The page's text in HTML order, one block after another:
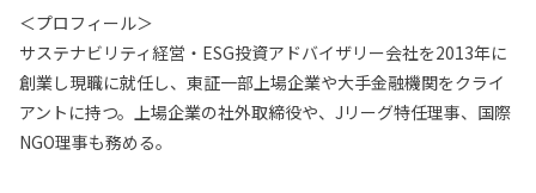
＜プロフィール＞
サステナビリティ経営・ESG投資アドバイザリー会社を2013年に
創業し現職に就任し、東証一部上場企業や大手金融機関をクライ
アントに持つ。上場企業の社外取締役や、Jリーグ特任理事、国際
NGO理事も務める。